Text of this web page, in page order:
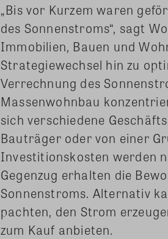
„Bis vor Kurzem waren
des Sonnenstroms“, sagt
Immobilien, Bauen und
Strategiewechsel hin zu
Verrechnung des
Massenwohnbau
sich verschiedene
Bauträger oder von einer
Investitionskosten werden
Gegenzug erhalten die
Sonnenstroms. Alternativ
pachten, den Strom
zum Kauf anbieten.